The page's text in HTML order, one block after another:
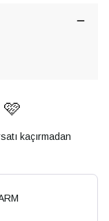
🩷
kaçırmadan